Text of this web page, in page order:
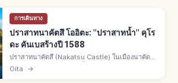
การเดินทาง
ปราสาทนาคัตสึ โออิตะ: "ปราสาทน้ำ" คุโร
ดะ คันเบสร้างปี 1588
ปราสาทนาคัตสึ (Nakatsu Castle) ในเมืองนาคัตสึ
จ.โออิตะ ฉายา "ปราสาทน้ำ" หันหน้าออกทะเลซูโอ
Oita →